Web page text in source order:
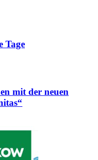
Tage
mit der neuen